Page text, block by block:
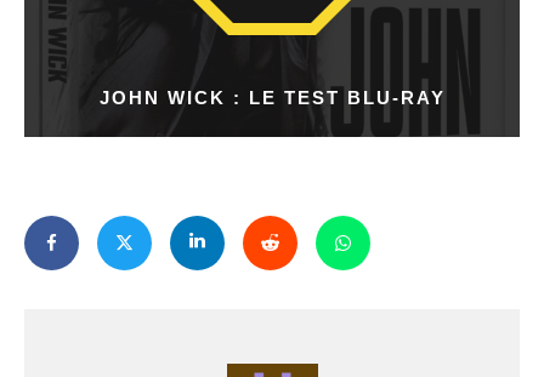
JOHN WICK : LE TEST BLU-RAY